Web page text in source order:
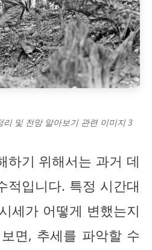
및 전망 알아보기 관련 이미지 3
하기 위해서는 과거 데
적입니다. 특정 시간대
세가 어떻게 변했는지
면, 추세를 파악할 수